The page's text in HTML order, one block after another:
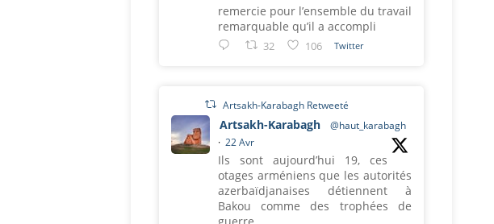
remercie pour l’ensemble du travail
remarquable qu’il a accompli
32 106 Twitter
Artsakh-Karabagh Retweeté
Artsakh-Karabagh
@haut_karabagh
· 22 Avr
Ils sont aujourd’hui 19, ces
otages arméniens que les autorités
azerbaïdjanaises détiennent à
Bakou comme des trophées de